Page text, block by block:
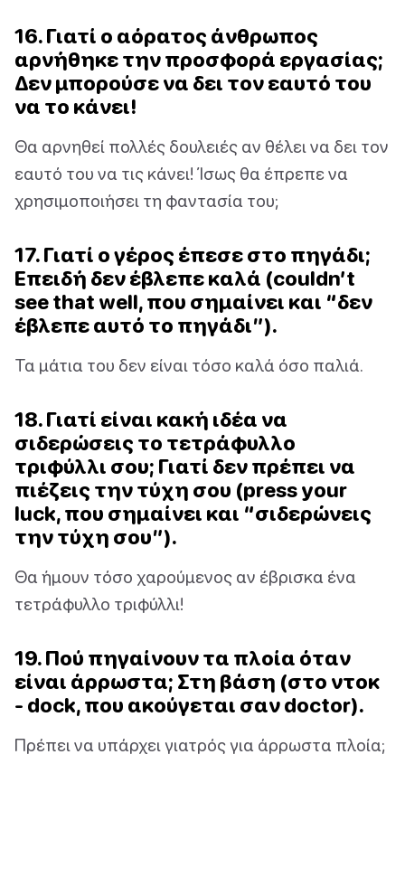
16. Γιατί ο αόρατος άνθρωπος
αρνήθηκε την προσφορά εργασίας;
Δεν μπορούσε να δει τον εαυτό του
να το κάνει!
Θα αρνηθεί πολλές δουλειές αν θέλει να δει τον
εαυτό του να τις κάνει! Ίσως θα έπρεπε να
χρησιμοποιήσει τη φαντασία του;
17. Γιατί ο γέρος έπεσε στο πηγάδι;
Επειδή δεν έβλεπε καλά (couldn’t
see that well, που σημαίνει και “δεν
έβλεπε αυτό το πηγάδι”).
Τα μάτια του δεν είναι τόσο καλά όσο παλιά.
18. Γιατί είναι κακή ιδέα να
σιδερώσεις το τετράφυλλο
τριφύλλι σου; Γιατί δεν πρέπει να
πιέζεις την τύχη σου (press your
luck, που σημαίνει και “σιδερώνεις
την τύχη σου”).
Θα ήμουν τόσο χαρούμενος αν έβρισκα ένα
τετράφυλλο τριφύλλι!
19. Πού πηγαίνουν τα πλοία όταν
είναι άρρωστα; Στη βάση (στο ντοκ
- dock, που ακούγεται σαν doctor).
Πρέπει να υπάρχει γιατρός για άρρωστα πλοία;